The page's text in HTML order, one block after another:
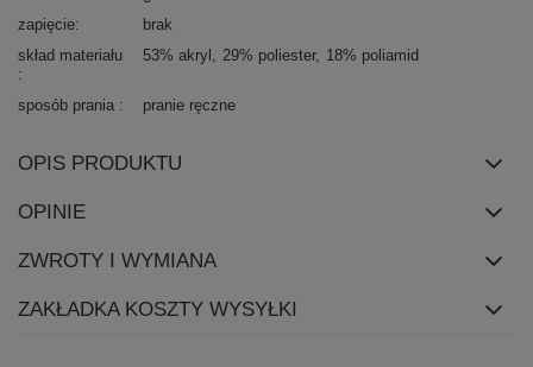
zapięcie
brak
skład materiału
53% akryl 29% poliester 18% poliamid
sposób prania pranie ręczne
OPIS PRODUKTU
OPINIE
ZWROTY I WYMIANA
ZAKŁADKA KOSZTY WYSYŁKI